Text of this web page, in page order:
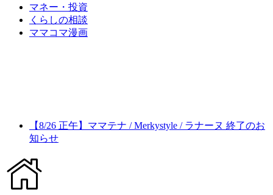
マネー・投資
くらしの相談
ママコマ漫画
【8/26 正午】ママテナ / Merkystyle / ラナーヌ 終了のお
知らせ